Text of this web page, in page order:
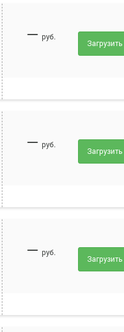
— руб.
— руб.
— руб.